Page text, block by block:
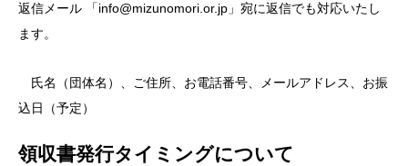
返信メール 「info@mizunomori.or.jp」宛に返信でも対応いたし
ます。
氏名（団体名）、ご住所、お電話番号、メールアドレス、お振
込日（予定）
領収書発行タイミングについて